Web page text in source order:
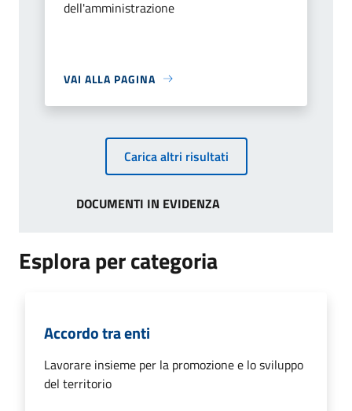
dell'amministrazione
VAI ALLA PAGINA
Carica altri risultati
DOCUMENTI IN EVIDENZA
Esplora per categoria
Accordo tra enti
Lavorare insieme per la promozione e lo sviluppo
del territorio